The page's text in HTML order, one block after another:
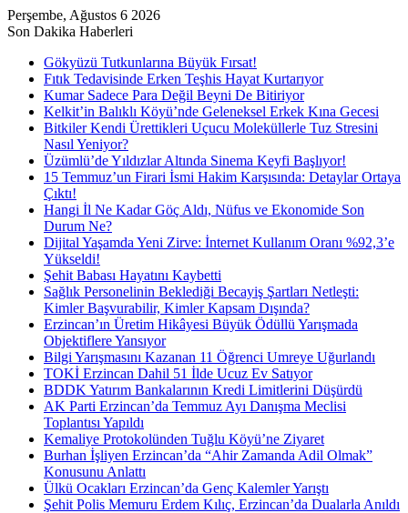
Perşembe, Ağustos 6 2026
Son Dakika Haberleri
Gökyüzü Tutkunlarına Büyük Fırsat!
Fıtık Tedavisinde Erken Teşhis Hayat Kurtarıyor
Kumar Sadece Para Değil Beyni De Bitiriyor
Kelkit’in Balıklı Köyü’nde Geleneksel Erkek Kına Gecesi
Bitkiler Kendi Ürettikleri Uçucu Moleküllerle Tuz Stresini
Nasıl Yeniyor?
Üzümlü’de Yıldızlar Altında Sinema Keyfi Başlıyor!
15 Temmuz’un Firari İsmi Hakim Karşısında: Detaylar Ortaya
Çıktı!
Hangi İl Ne Kadar Göç Aldı, Nüfus ve Ekonomide Son
Durum Ne?
Dijital Yaşamda Yeni Zirve: İnternet Kullanım Oranı %92,3’e
Yükseldi!
Şehit Babası Hayatını Kaybetti
Sağlık Personelinin Beklediği Becayiş Şartları Netleşti:
Kimler Başvurabilir, Kimler Kapsam Dışında?
Erzincan’ın Üretim Hikâyesi Büyük Ödüllü Yarışmada
Objektiflere Yansıyor
Bilgi Yarışmasını Kazanan 11 Öğrenci Umreye Uğurlandı
TOKİ Erzincan Dahil 51 İlde Ucuz Ev Satıyor
BDDK Yatırım Bankalarının Kredi Limitlerini Düşürdü
AK Parti Erzincan’da Temmuz Ayı Danışma Meclisi
Toplantısı Yapıldı
Kemaliye Protokolünden Tuğlu Köyü’ne Ziyaret
Burhan İşliyen Erzincan’da “Ahir Zamanda Adil Olmak”
Konusunu Anlattı
Ülkü Ocakları Erzincan’da Genç Kalemler Yarıştı
Şehit Polis Memuru Erdem Kılıç, Erzincan’da Dualarla Anıldı